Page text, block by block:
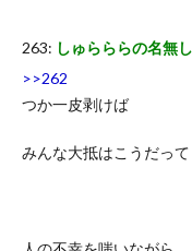
263: しゅらららの名無
>>262
つか一皮剥けば
みんな大抵はこうだって